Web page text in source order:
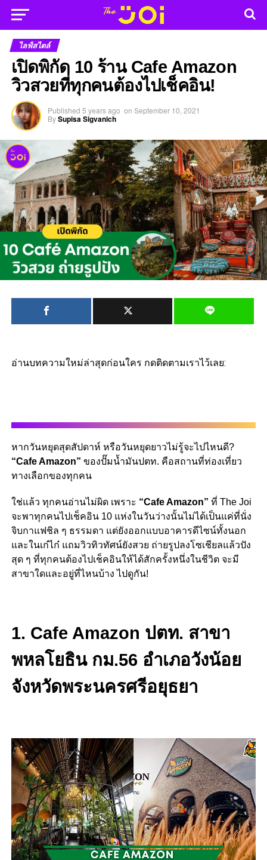
ไลฟ์สไตล์
เปิดพิกัด 10 ร้าน Cafe Amazon
วิวสวยที่ทุกคนต้องไปเช็คอิน!
Published 5 years ago on September 10, 2021
BySupisa Sigvanich
อ่านบทความใหม่ล่าสุดก่อนใคร กดติดตามเราไว้เลย:
หากวันหยุดสุดสัปดาห์ หรือวันหยุดยาวไม่รู้จะไปไหนดี?​
“Cafe Amazon” ของปั๊มน้ำมันปตท. คือสถานที่ท่องเที่ยว
ทางเลือกของทุกคน
ใช่แล้ว ทุกคนอ่านไม่ผิด เพราะ “Cafe Amazon” ที่ The Joi
จะพาทุกคนไปเช็คอิน 10 แห่งในวันว่างนั้นไม่ได้เป็นแค่ที่นั่ง
จิบกาแฟชิล ๆ ธรรมดา แต่ยังออกแบบอาคารดีไซน์ทั้งนอก
และในเก๋ไก๋ แถมวิวทิวทัศน์ยังสวย ถ่ายรูปลงโซเชียลแล้วปัง
สุด ๆ ที่ทุกคนต้องไปเช็คอินให้ได้สักครั้งหนึ่งในชีวิต จะมี
สาขาใดและอยู่ที่ไหนบ้าง ไปดูกัน!
1. Cafe Amazon ปตท. สาขา
พหลโยธิน กม.56 อำเภอวังน้อย
จังหวัดพระนครศรีอยุธยา